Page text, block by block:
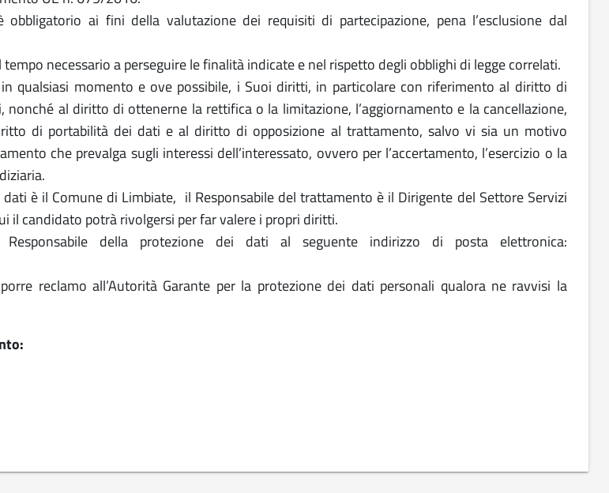
ai fini della valutazione dei requisiti di partecipazione, pena l’esclusione dal
necessario a perseguire le finalità indicate e nel rispetto degli obblighi di legge correlati.
qualsiasi momento e ove possibile, i Suoi diritti, in particolare con riferimento al diritto di
nonché al diritto di ottenerne la rettifica o la limitazione, l’aggiornamento e la cancellazione,
di portabilità dei dati e al diritto di opposizione al trattamento, salvo vi sia un motivo
che prevalga sugli interessi dell’interessato, ovvero per l’accertamento, l’esercizio o la
è il Comune di Limbiate, il Responsabile del trattamento è il Dirigente del Settore Servizi
il candidato potrà rivolgersi per far valere i propri diritti.
della protezione dei dati al seguente indirizzo di posta elettronica:
reclamo all’Autorità Garante per la protezione dei dati personali qualora ne ravvisi la